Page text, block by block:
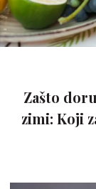
Zašto
zimi: Koji